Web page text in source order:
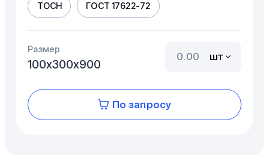
ТОСН ГОСТ 17622-72
Размер
100х300х900
шт
По запросу